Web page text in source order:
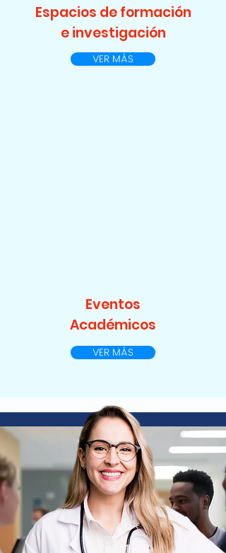
Espacios de formación
e investigación
VER MÁS
Eventos
Académicos
VER MÁS